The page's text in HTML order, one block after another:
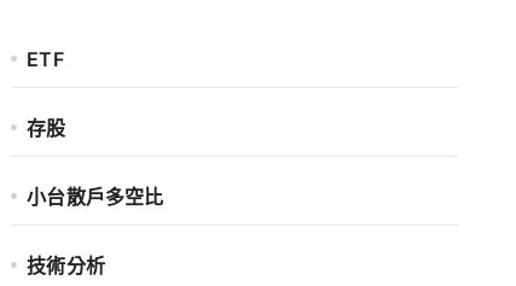
ETF
存股
小台散戶多空比
技術分析